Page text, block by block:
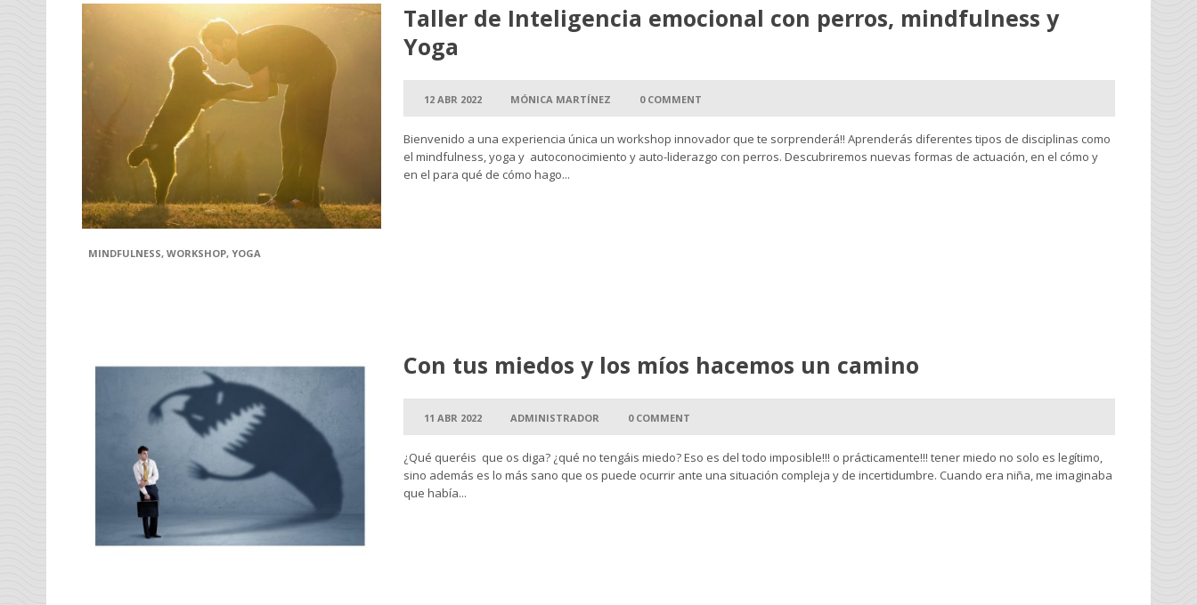
MINDFULNESS, WORKSHOP, YOGA
Taller de Inteligencia emocional con perros, mindfulness y
Yoga
12 ABR 2022 MÓNICA MARTÍNEZ 0 COMMENT
Bienvenido a una experiencia única un workshop innovador que te sorprenderá!! Aprenderás diferentes tipos de disciplinas como
el mindfulness, yoga y autoconocimiento y auto-liderazgo con perros. Descubriremos nuevas formas de actuación, en el cómo y
en el para qué de cómo hago...
Con tus miedos y los míos hacemos un camino
11 ABR 2022 ADMINISTRADOR 0 COMMENT
¿Qué queréis que os diga? ¿qué no tengáis miedo? Eso es del todo imposible!!! o prácticamente!!! tener miedo no solo es legítimo,
sino además es lo más sano que os puede ocurrir ante una situación compleja y de incertidumbre. Cuando era niña, me imaginaba
que había...